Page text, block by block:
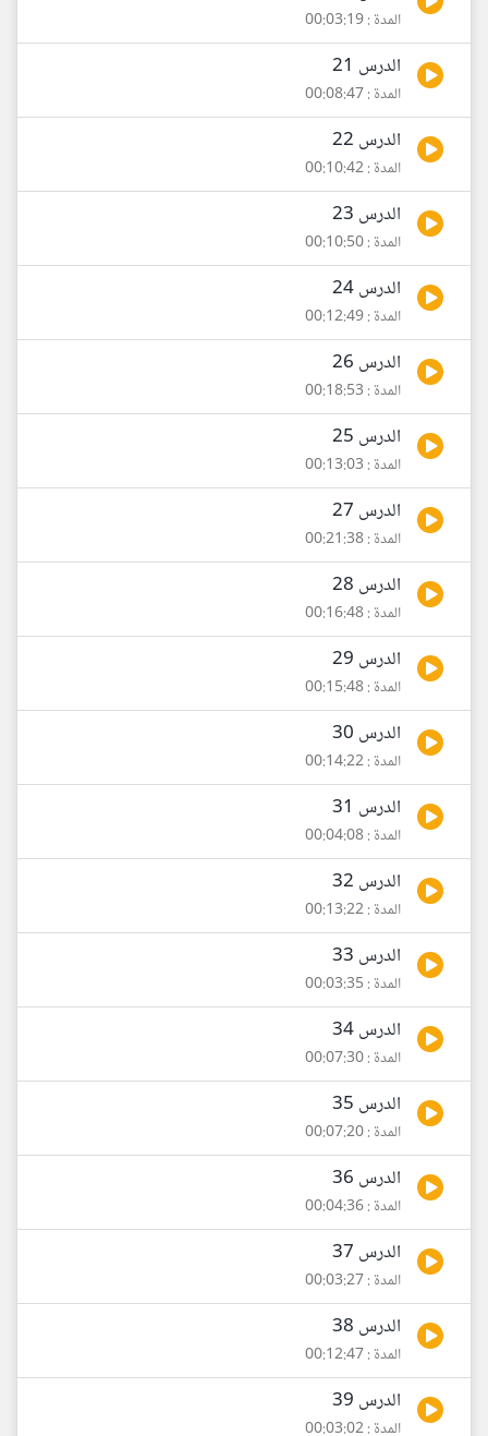
المدة : 00:03:19
الدرس 21
المدة : 00:08:47
الدرس 22
المدة : 00:10:42
الدرس 23
المدة : 00:10:50
الدرس 24
المدة : 00:12:49
الدرس 26
المدة : 00:18:53
الدرس 25
المدة : 00:13:03
الدرس 27
المدة : 00:21:38
الدرس 28
المدة : 00:16:48
الدرس 29
المدة : 00:15:48
الدرس 30
المدة : 00:14:22
الدرس 31
المدة : 00:04:08
الدرس 32
المدة : 00:13:22
الدرس 33
المدة : 00:03:35
الدرس 34
المدة : 00:07:30
الدرس 35
المدة : 00:07:20
الدرس 36
المدة : 00:04:36
الدرس 37
المدة : 00:03:27
الدرس 38
المدة : 00:12:47
الدرس 39
المدة : 00:03:02